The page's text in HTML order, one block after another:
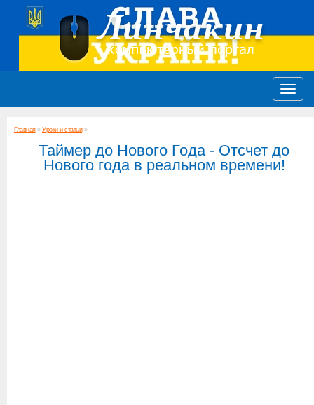
Главная» Уроки и статьи»
Таймер до Нового Года - Отсчет до
Нового года в реальном времени!